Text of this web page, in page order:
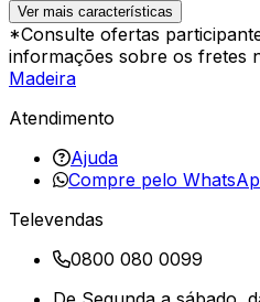
Ver mais características
*Consulte ofertas
informações sobre os fretes
Madeira
Atendimento
Ajuda
Compre pelo
Televendas
0800 080 0099